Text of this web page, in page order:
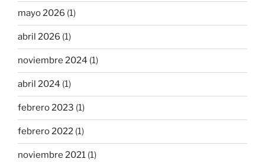
mayo 2026 (1)
abril 2026 (1)
noviembre 2024 (1)
abril 2024 (1)
febrero 2023 (1)
febrero 2022 (1)
noviembre 2021 (1)